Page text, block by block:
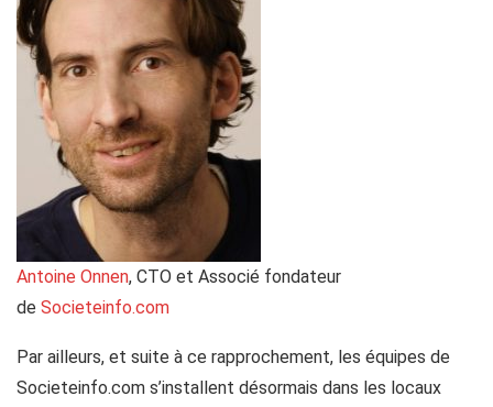
Antoine Onnen, CTO et Associé fondateur
de Societeinfo.com
Par ailleurs, et suite à ce rapprochement, les équipes de
Societeinfo.com s’installent désormais dans les locaux